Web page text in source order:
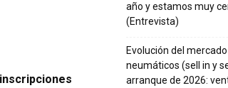
año y estamos muy
(Entrevista)
Evolución del
neumáticos (sell in y
arranque de 2026: